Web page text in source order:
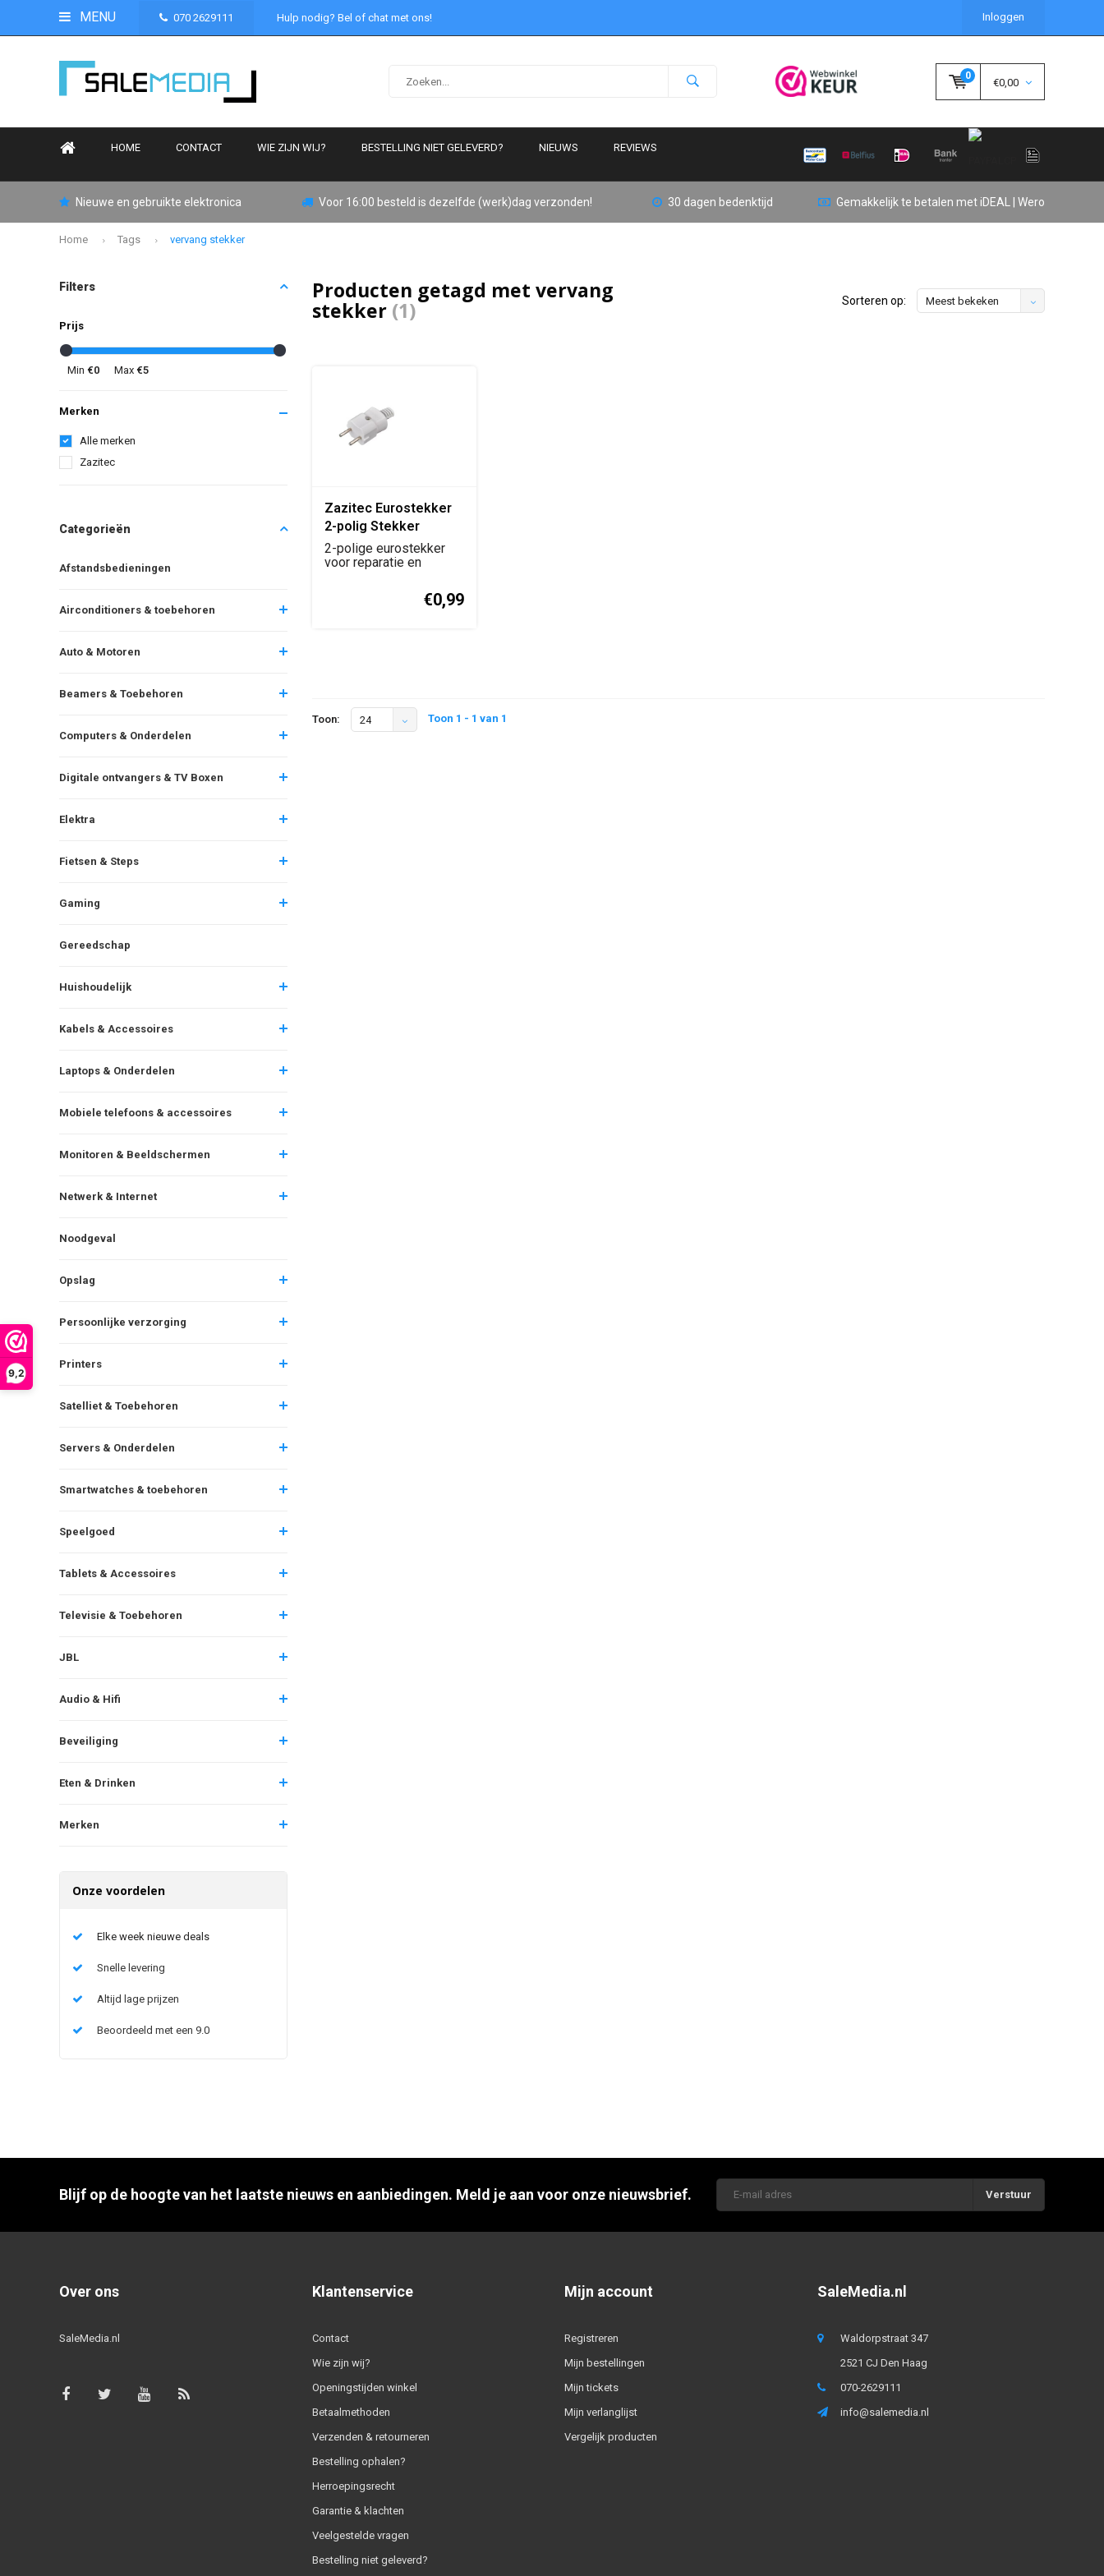
9,2
MENU 070 2629111 Hulp nodig? Bel of chat met ons! Inloggen
0
€0,00
HOME CONTACT WIE ZIJN WIJ? BESTELLING NIET GELEVERD? NIEUWS REVIEWS
Nieuwe en gebruikte elektronica Voor 16:00 besteld is dezelfde (werk)dag verzonden! 30 dagen bedenktijd Gemakkelijk te betalen met iDEAL | Wero
Home Tags vervang stekker
Filters
Prijs
Min €0 Max €5
Merken
Alle merken
Zazitec
Categorieën
Afstandsbedieningen
Airconditioners & toebehoren
Auto & Motoren
Beamers & Toebehoren
Computers & Onderdelen
Digitale ontvangers & TV Boxen
Elektra
Fietsen & Steps
Gaming
Gereedschap
Huishoudelijk
Kabels & Accessoires
Laptops & Onderdelen
Mobiele telefoons & accessoires
Monitoren & Beeldschermen
Netwerk & Internet
Noodgeval
Opslag
Persoonlijke verzorging
Printers
Satelliet & Toebehoren
Servers & Onderdelen
Smartwatches & toebehoren
Speelgoed
Tablets & Accessoires
Televisie & Toebehoren
JBL
Audio & Hifi
Beveiliging
Eten & Drinken
Merken
Onze voordelen
Elke week nieuwe deals
Snelle levering
Altijd lage prijzen
Beoordeeld met een 9.0
Producten getagd met vervang
stekker (1) Sorteren op: Meest bekeken
Zazitec Eurostekker
2-polig Stekker
(Reparatie-/Aansluitstekker)
2-polige eurostekker
voor reparatie en
€0,99
Toon: 24 Toon 1 - 1 van 1
Blijf op de hoogte van het laatste nieuws en aanbiedingen. Meld je aan voor onze nieuwsbrief. Verstuur
Over ons
SaleMedia.nl
Klantenservice
Contact
Wie zijn wij?
Openingstijden winkel
Betaalmethoden
Verzenden & retourneren
Bestelling ophalen?
Herroepingsrecht
Garantie & klachten
Veelgestelde vragen
Bestelling niet geleverd?
Mijn account
Registreren
Mijn bestellingen
Mijn tickets
Mijn verlanglijst
Vergelijk producten
SaleMedia.nl
Waldorpstraat 347
2521 CJ Den Haag
070-2629111
info@salemedia.nl